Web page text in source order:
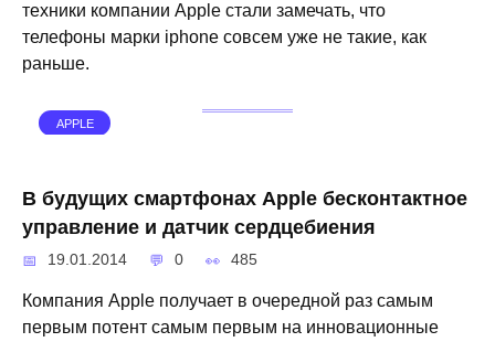
техники компании Apple стали замечать, что
телефоны марки iphone совсем уже не такие, как
раньше.
APPLE
В будущих смартфонах Apple бесконтактное
управление и датчик сердцебиения
19.01.2014 0 485
Компания Apple получает в очередной раз самым
первым потент самым первым на инновационные